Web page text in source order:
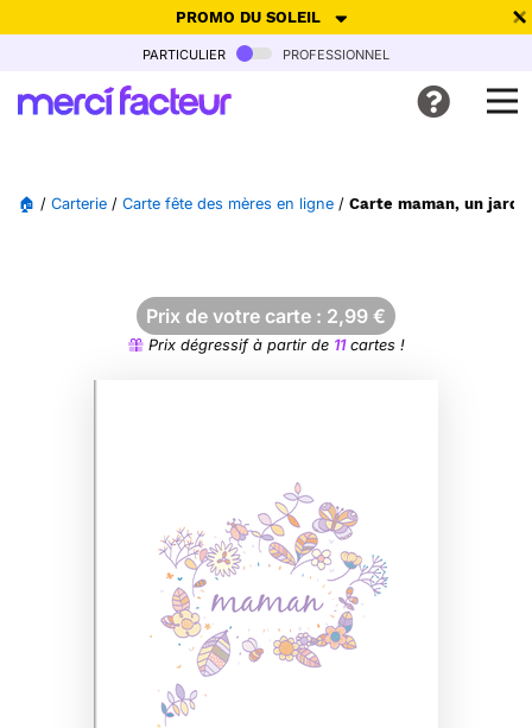
PROMO DU SOLEIL
-30% de réduction avec le code SUMMER26pour envoyer des
Ne plus afficher
particulier professionnel
🏠 / Carterie / Carte fête des mères en ligne / Carte maman, un
Prix de votre carte : 2,99 €
Prix dégressif à partir de 11cartes !